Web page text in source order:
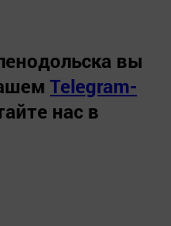
вы
Telegram-
нас в